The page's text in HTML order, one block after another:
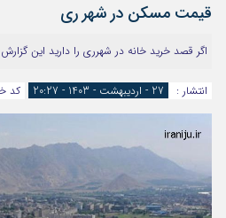
آپارات
رمز عبور
مرا به خاطر بسپار
قیمت مسکن در شهر ری
اگر قصد خرید خانه در شهرری را دارید این
انتشار : 27 - اردیبهشت - 1403 - 20:27 کد